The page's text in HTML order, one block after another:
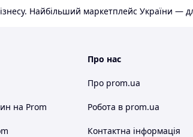
Найбільший маркетплейс України —
на Prom
Про нас
Про prom.ua
Робота в prom.ua
Контактна інформація